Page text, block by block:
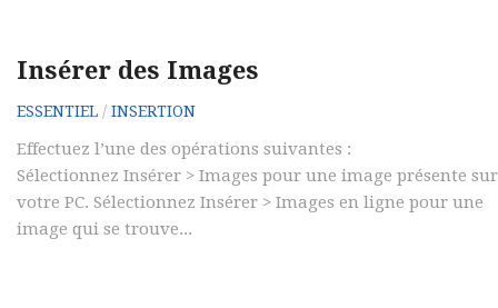
Insérer des Images
ESSENTIEL / INSERTION
Effectuez l’une des opérations suivantes :
Sélectionnez Insérer > Images pour une image présente sur
votre PC. Sélectionnez Insérer > Images en ligne pour une
image qui se trouve...